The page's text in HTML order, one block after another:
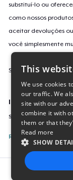
substituí-lo ou
como nossos
aceitar devoluções
você simplesmente
Saiba mais sobre a
Identificação da
sticker-772
Reporte esta
This
We use cookies
our traffic. We
site with our
combine it with
them or that
Read more
SHOW